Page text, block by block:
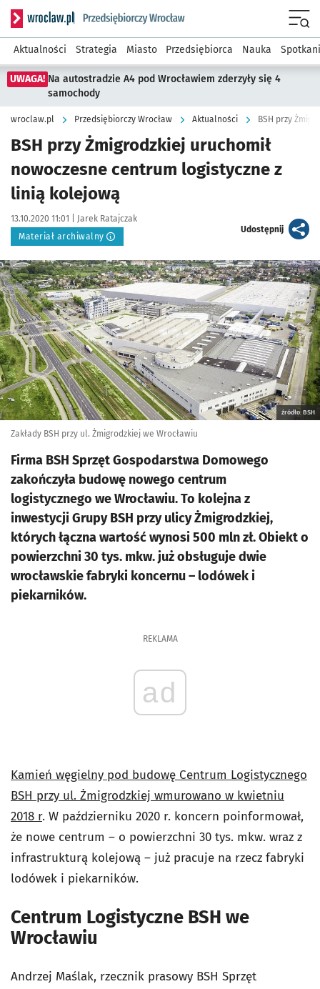
Serwis informacyjny wroclaw.pl podserwis: Strategia
Aktualności Strategia Miasto Przedsiębiorca Nauka
UWAGA! Na autostradzie A4 pod Wrocławiem zderzyły się 4
samochody
wroclaw.pl Przedsiębiorczy Wrocław Aktualności BSH przy
BSH przy Żmigrodzkiej uruchomił
nowoczesne centrum logistyczne z
linią kolejową
Data publikacji:
13.10.2020 11:01 | Autor:
Jarek Ratajczak
Materiał archiwalny
Udostępnijartykuł
Kliknij, aby powiększyć
źródło: BSH
Zakłady BSH przy ul. Żmigrodzkiej we Wrocławiu
Firma BSH Sprzęt Gospodarstwa Domowego
zakończyła budowę nowego centrum
logistycznego we Wrocławiu. To kolejna z
inwestycji Grupy BSH przy ulicy Żmigrodzkiej,
których łączna wartość wynosi 500 mln zł. Obiekt o
powierzchni 30 tys. mkw. już obsługuje dwie
wrocławskie fabryki koncernu – lodówek i
piekarników.
REKLAMA
ad
Kamień węgielny pod budowę Centrum Logistycznego
BSH przy ul. Żmigrodzkiej wmurowano w kwietniu
2018 r. W październiku 2020 r. koncern poinformował,
że nowe centrum – o powierzchni 30 tys. mkw. wraz z
infrastrukturą kolejową – już pracuje na rzecz fabryki
lodówek i piekarników.
Centrum Logistyczne BSH we
Wrocławiu
Andrzej Maślak, rzecznik prasowy BSH Sprzęt